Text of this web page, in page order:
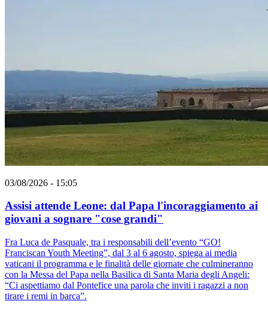
03/08/2026 - 15:05
Assisi attende Leone: dal Papa l'incoraggiamento ai
giovani a sognare "cose grandi"
Fra Luca de Pasquale, tra i responsabili dell’evento “GO!
Franciscan Youth Meeting”, dal 3 al 6 agosto, spiega ai media
vaticani il programma e le finalità delle giornate che culmineranno
con la Messa del Papa nella Basilica di Santa Maria degli Angeli:
“Ci aspettiamo dal Pontefice una parola che inviti i ragazzi a non
tirare i remi in barca”.